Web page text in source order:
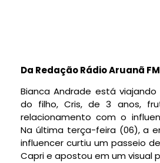
Da Redação Rádio Aruanã FM
Bianca Andrade está
do filho, Cris, de 3 anos,
relacionamento com o
Na última terça-feira (06), a
influencer curtiu um passeio
Capri e apostou em um visual